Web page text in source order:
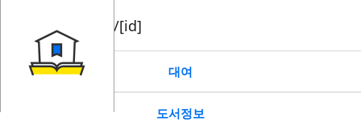
book/rent/[id]
대여
도서정보